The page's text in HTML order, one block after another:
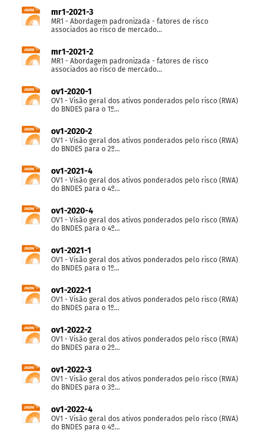
mr1-2021-3
MR1 - Abordagem padronizada - fatores de risco
associados ao risco de mercado...
mr1-2021-2
MR1 - Abordagem padronizada - fatores de risco
associados ao risco de mercado...
ov1-2020-1
OV1 - Visão geral dos ativos ponderados pelo risco (RWA)
do BNDES para o 1º...
ov1-2020-2
OV1 - Visão geral dos ativos ponderados pelo risco (RWA)
do BNDES para o 2º...
ov1-2021-4
OV1 - Visão geral dos ativos ponderados pelo risco (RWA)
do BNDES para o 4º...
ov1-2020-4
OV1 - Visão geral dos ativos ponderados pelo risco (RWA)
do BNDES para o 4º...
ov1-2021-1
OV1 - Visão geral dos ativos ponderados pelo risco (RWA)
do BNDES para o 1º...
ov1-2022-1
OV1 - Visão geral dos ativos ponderados pelo risco (RWA)
do BNDES para o 1º...
ov1-2022-2
OV1 - Visão geral dos ativos ponderados pelo risco (RWA)
do BNDES para o 2º...
ov1-2022-3
OV1 - Visão geral dos ativos ponderados pelo risco (RWA)
do BNDES para o 3º...
ov1-2022-4
OV1 - Visão geral dos ativos ponderados pelo risco (RWA)
do BNDES para o 4º...